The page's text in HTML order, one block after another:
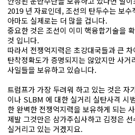
2019 년 자료인데, 조선의 탄두수는 보
아마도 실제로는 더 많을 겁니다.
중요한 것은 조선이 이미 핵융합기술을
것 입니다.
따라서 전쟁억지력은 초강대국들과 큰
탄착정확도가 증명되지는 않았지만 사거
사일들을 보유하고 있습니다.
트럼프가 가장 두려워 하고 있는 것은 자
이나 SLBM 에 대한 실거리 실탄사격 시
한 완벽한 전쟁억지력을 보유하게 되는
제발 그것만은 삼가주십사하고 김정은
실거리고 있는 거겠지요.